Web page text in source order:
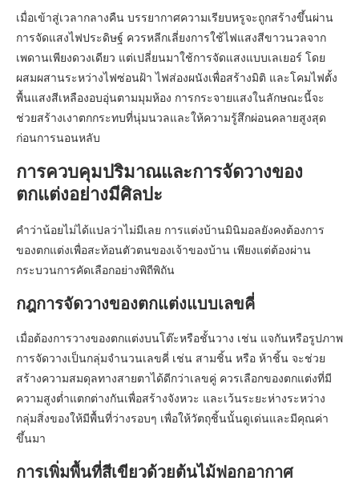
เมื่อเข้าสู่เวลากลางคืน บรรยากาศความเรียบหรูจะถูกสร้างขึ้นผ่าน
การจัดแสงไฟประดิษฐ์ ควรหลีกเลี่ยงการใช้ไฟแสงสีขาวนวลจาก
เพดานเพียงดวงเดียว แต่เปลี่ยนมาใช้การจัดแสงแบบเลเยอร์ โดย
ผสมผสานระหว่างไฟซ่อนฝ้า ไฟส่องผนังเพื่อสร้างมิติ และโคมไฟตั้ง
พื้นแสงสีเหลืองอบอุ่นตามมุมห้อง การกระจายแสงในลักษณะนี้จะ
ช่วยสร้างเงาตกกระทบที่นุ่มนวลและให้ความรู้สึกผ่อนคลายสูงสุด
ก่อนการนอนหลับ
การควบคุมปริมาณและการจัดวางของ
ตกแต่งอย่างมีศิลปะ
คำว่าน้อยไม่ได้แปลว่าไม่มีเลย การแต่งบ้านมินิมอลยังคงต้องการ
ของตกแต่งเพื่อสะท้อนตัวตนของเจ้าของบ้าน เพียงแต่ต้องผ่าน
กระบวนการคัดเลือกอย่างพิถีพิถัน
กฎการจัดวางของตกแต่งแบบเลขคี่
เมื่อต้องการวางของตกแต่งบนโต๊ะหรือชั้นวาง เช่น แจกันหรือรูปภาพ
การจัดวางเป็นกลุ่มจำนวนเลขคี่ เช่น สามชิ้น หรือ ห้าชิ้น จะช่วย
สร้างความสมดุลทางสายตาได้ดีกว่าเลขคู่ ควรเลือกของตกแต่งที่มี
ความสูงต่ำแตกต่างกันเพื่อสร้างจังหวะ และเว้นระยะห่างระหว่าง
กลุ่มสิ่งของให้มีพื้นที่ว่างรอบๆ เพื่อให้วัตถุชิ้นนั้นดูเด่นและมีคุณค่า
ขึ้นมา
การเพิ่มพื้นที่สีเขียวด้วยต้นไม้ฟอกอากาศ